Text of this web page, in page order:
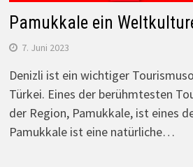
Pamukkale ein
7. Juni 2023
Denizli ist ein wichtiger
Türkei. Eines der berühmtesten
der Region, Pamukkale, ist eines
Pamukkale ist eine natürliche…